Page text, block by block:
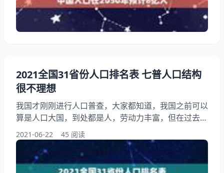
中国人口是多少？ 这个据相关估测我国在年左右的人
口大约在11.5亿上下
2021全国31省份人口排名表 七普人口结构
很不理想
我国才刚刚进行人口普查，大家都知道，我国之前可以
算是人口大国，到处都是人，劳动力丰富，但在过去的
几十年中，我国实行计划生育，人口数量已经有所减少
了，不知道现在我国人口多不多呢？哪个省份的人口最
多？看看2021全国31省份人口排名表，就知道七普人
口结构很不理想是真的吗？ 2021全国31省份人口排名
2021-06-22 45 阅读